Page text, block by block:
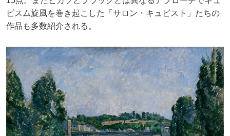
ビスム旋風を巻き起こした「サロン・キュビスト」たちの
作品も多数紹介される。